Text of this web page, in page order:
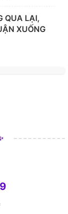
QUA LẠI,
XUỐNG